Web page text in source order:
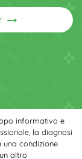
arrow_right_alt
informativo e
la diagnosi
condizione
altro